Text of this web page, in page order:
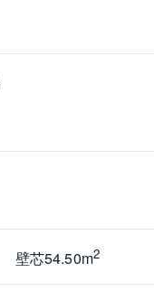
壁芯54.50m2